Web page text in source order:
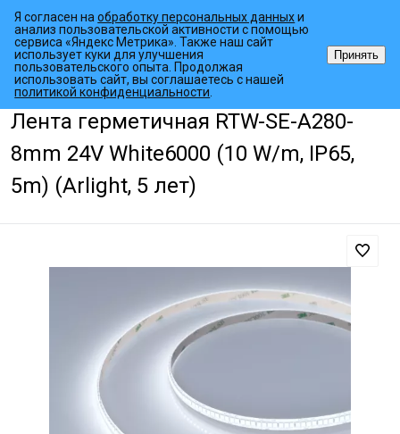
Главная страница • Каталог товаров • Светодиодные ленты
Лента герметичная RTW-SE-A280-
8mm 24V White6000 (10 W/m, IP65,
5m) (Arlight, 5 лет)
Я согласен наобработку персональных данныхи
анализ пользовательской активности с помощью
сервиса «Яндекс Метрика». Также наш сайт
использует куки для улучшения
пользовательского опыта. Продолжая
использовать сайт, вы соглашаетесь с нашей
политикой конфиденциальности
Принять